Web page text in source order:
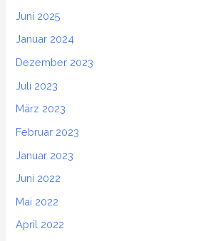
Juni 2025
Januar 2024
Dezember 2023
Juli 2023
März 2023
Februar 2023
Januar 2023
Juni 2022
Mai 2022
April 2022